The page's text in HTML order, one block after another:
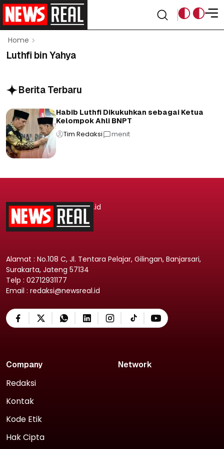
Home
Luthfi bin Yahya
Berita Terbaru
Habib Luthfi Dikukuhkan sebagai Ketua
Kelompok Ahli BNPT
Tim Redaksi menit
.id
Alamat : No.108 C, Jl. Tentara Pelajar, Gilingan, Banjarsari,
Surakarta, Jateng 57134
Telp : 02712931177
Email : redaksi@newsreal.id
Company
Redaksi
Kontak
Kode Etik
Hak Cipta
Network